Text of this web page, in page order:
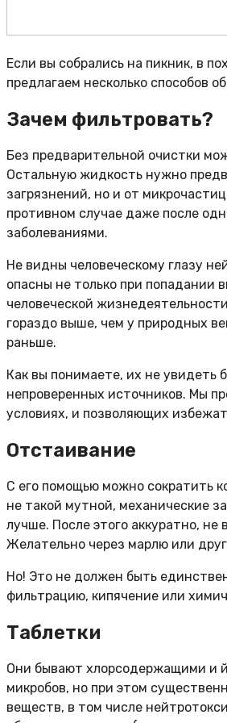
Если вы собрались на пикник, в
предлагаем несколько способов
Зачем фильтровать?
Без предварительной очистки
Остальную жидкость нужно
загрязнений, но и от
противном случае даже после
заболеваниями.
Не видны человеческому глазу
опасны не только при попадании
человеческой
гораздо выше, чем у природных
раньше.
Как вы понимаете, их не увидеть
непроверенных источников. Мы
условиях, и позволяющих
Отстаивание
С его помощью можно сократить
не такой мутной, механические
лучше. После этого аккуратно,
Желательно через марлю или
Но! Это не должен быть
фильтрацию, кипячение или
Таблетки
Они бывают хлорсодержащими и
микробов, но при этом
веществ, в том числе